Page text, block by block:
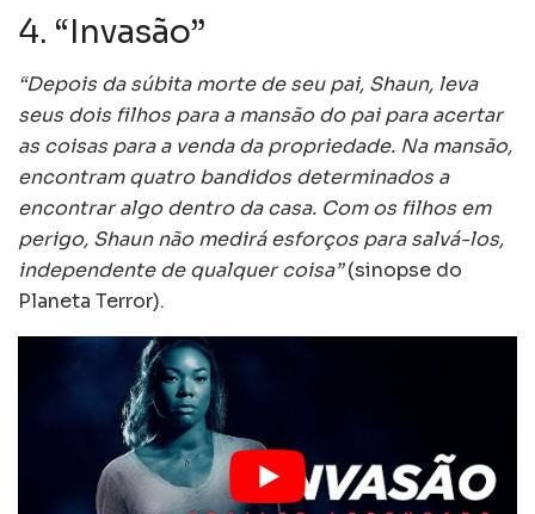
4. “Invasão”
“Depois da súbita morte de seu pai, Shaun, leva
seus dois filhos para a mansão do pai para acertar
as coisas para a venda da propriedade. Na mansão,
encontram quatro bandidos determinados a
encontrar algo dentro da casa. Com os filhos em
perigo, Shaun não medirá esforços para salvá-los,
independente de qualquer coisa”(sinopse do
Planeta Terror).